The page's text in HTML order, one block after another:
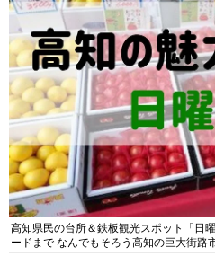
高知県民の台所＆鉄板観光スポット「日
ードまで なんでもそろう高知の巨大街路